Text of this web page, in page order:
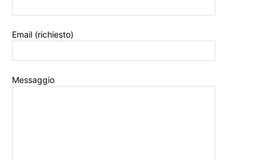
Email (richiesto)
Messaggio